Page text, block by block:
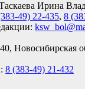
Ирина
49) 22-435, 8
Новосибирская
8 (383-49) 21-432